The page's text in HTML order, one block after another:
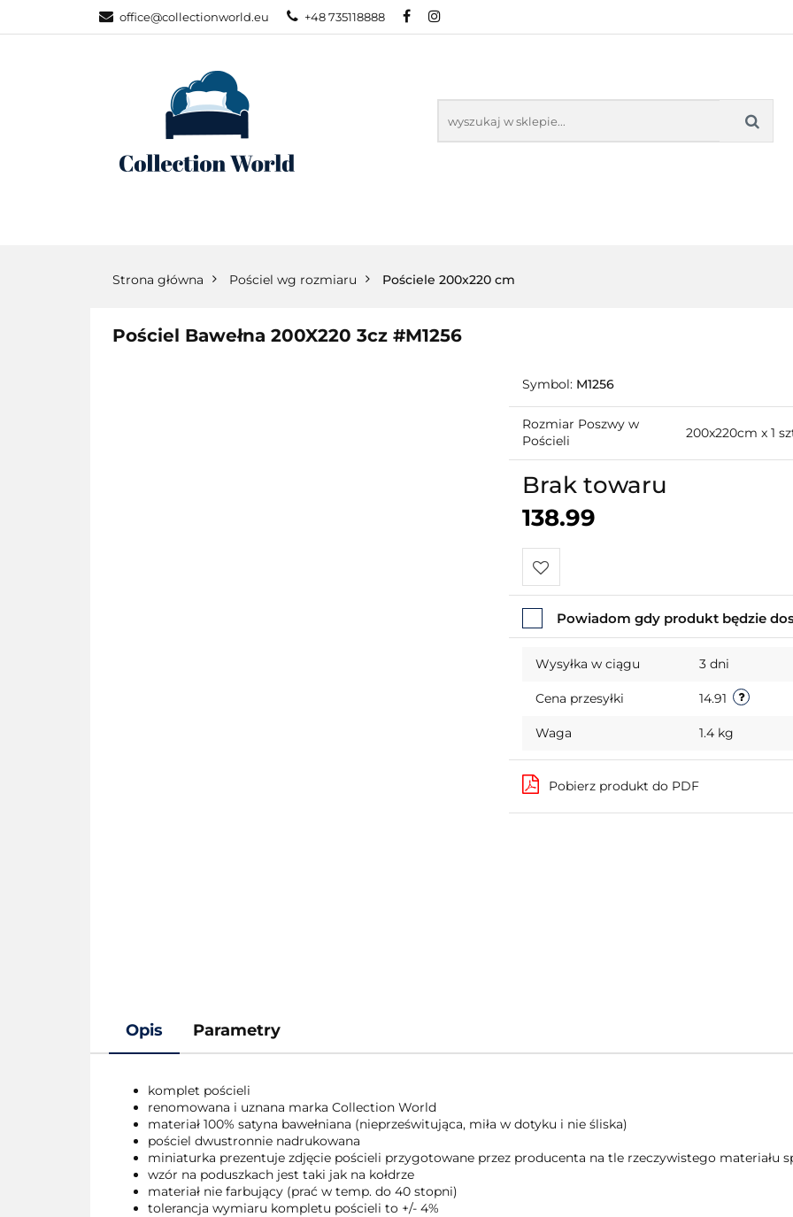
office@collectionworld.eu +48 735118888
KATEGORIE NOWOŚCI
Strona główna Pościel wg rozmiaru Pościele 200x220 cm
Pościel Bawełna 200X220 3cz #M1256
Symbol: M1256
Rozmiar Poszwy w
Pościeli
200x220cm x 1
Brak towaru
138.99
Do
przechowalni
Powiadom gdy produkt będzie
Wysyłka w ciągu 3 dni
Cena przesyłki 14.91
Waga 1.4 kg
Pobierz produkt do PDF
Opis Parametry
komplet pościeli
renomowana i uznana marka Collection World
materiał 100% satyna bawełniana (nieprześwitująca, miła w dotyku i nie śliska)
pościel dwustronnie nadrukowana
miniaturka prezentuje zdjęcie pościeli przygotowane przez producenta na tle rzeczywistego materiału
wzór na poduszkach jest taki jak na kołdrze
materiał nie farbujący (prać w temp. do 40 stopni)
tolerancja wymiaru kompletu pościeli to +/- 4%